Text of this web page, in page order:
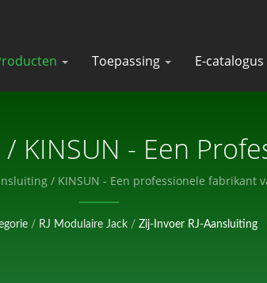
Toepassing E-catalogus
KINSUN - Een
/ KINSUN - Een professionele fabrikant
/ RJ Modulaire Jack / Zij-Invoer RJ-Aansluiting